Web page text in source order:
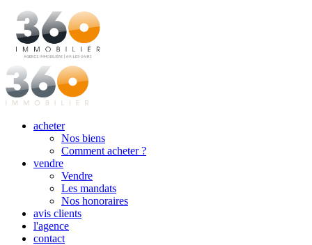
acheter
Nos biens
Comment acheter ?
vendre
Vendre
Les mandats
Nos honoraires
avis clients
l'agence
contact